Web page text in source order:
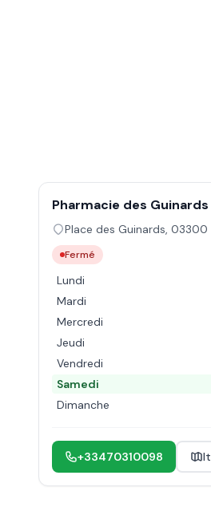
Pharmacie des Guinards
Place des Guinards, 03300
Fermé
Lundi
Mardi
Mercredi
Jeudi
Vendredi
Samedi
Dimanche
+33470310098